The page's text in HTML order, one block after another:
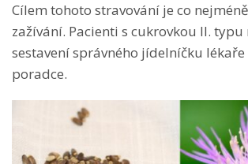
Cílem tohoto stravování je co
zažívání. Pacienti s cukrovkou II.
sestavení správného jídelníčku lékaře
poradce.